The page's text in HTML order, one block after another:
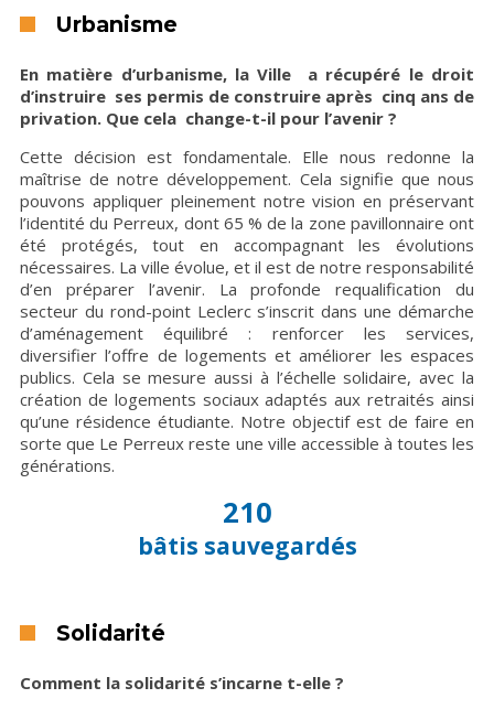
Urbanisme
En matière d’urbanisme, la Ville a récupéré le droit
d’instruire ses permis de construire après cinq ans de
privation. Que cela change-t-il pour l’avenir ?
Cette décision est fondamentale. Elle nous redonne la
maîtrise de notre développement. Cela signifie que nous
pouvons appliquer pleinement notre vision en préservant
l’identité du Perreux, dont 65 % de la zone pavillonnaire ont
été protégés, tout en accompagnant les évolutions
nécessaires. La ville évolue, et il est de notre responsabilité
d’en préparer l’avenir. La profonde requalification du
secteur du rond-point Leclerc s’inscrit dans une démarche
d’aménagement équilibré : renforcer les services,
diversifier l’offre de logements et améliorer les espaces
publics. Cela se mesure aussi à l’échelle solidaire, avec la
création de logements sociaux adaptés aux retraités ainsi
qu’une résidence étudiante. Notre objectif est de faire en
sorte que Le Perreux reste une ville accessible à toutes les
générations.
210
bâtis sauvegardés
Solidarité
Comment la solidarité s’incarne t-elle ?